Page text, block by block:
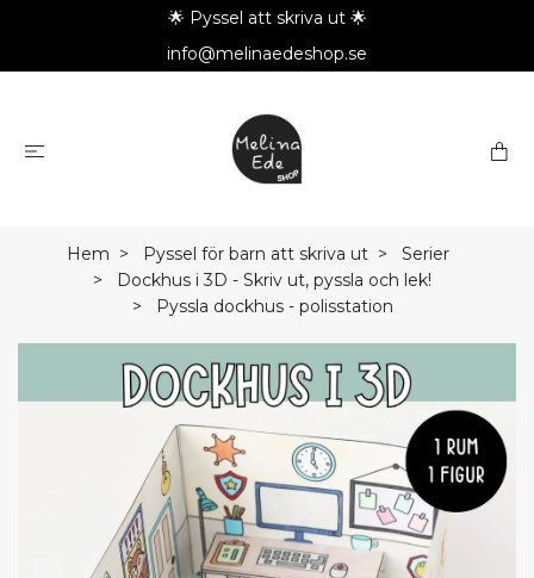
🌟 Pyssel att skriva ut 🌟
info@melinaedeshop.se
Hem Pyssel för barn att skriva ut
Serier
Dockhus i 3D - Skriv ut, pyssla och lek!
Pyssla dockhus - polisstation